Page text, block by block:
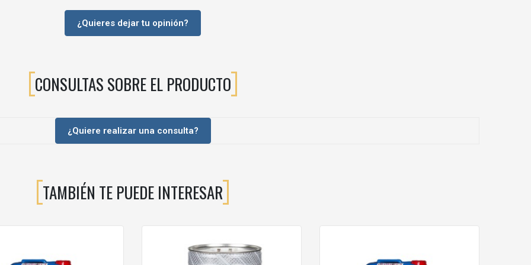
piel de naranja y defectos superficiales en acabados brillantes o mates.
el trabajo en condiciones difíciles (calor, baja humedad, piezas complejas).
de barnizado profesional.
¿Quieres dejar tu opinión?
CONSULTAS SOBRE EL PRODUCTO
¿Quiere realizar una consulta?
TAMBIÉN TE PUEDE INTERESAR